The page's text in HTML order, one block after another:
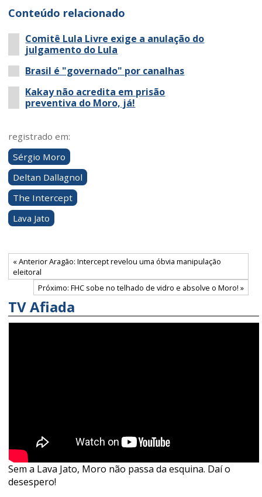
Conteúdo relacionado
Comitê Lula Livre exige a anulação do
julgamento do Lula
Brasil é "governado" por canalhas
Kakay não acredita em prisão
preventiva do Moro, já!
registrado em:
Sérgio Moro
Deltan Dallagnol
The Intercept
Lava Jato
« Anterior Aragão: Intercept revelou uma óbvia manipulação
eleitoral
Próximo: FHC sobe no telhado de vidro e absolve o Moro! »
TV Afiada
Sem a Lava Jato, Moro não passa da esquina. Daí o
desespero!